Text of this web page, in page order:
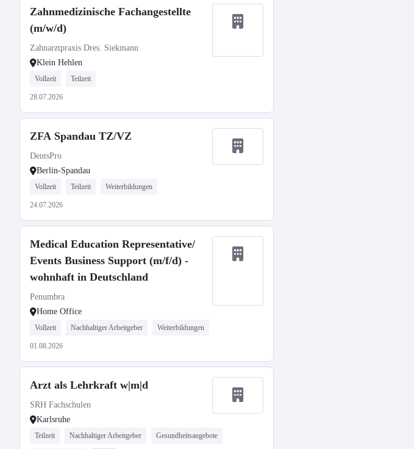
Zahnmedizinische Fachangestellte
(m/w/d)
Zahnarztpraxis Dres. Siekmann
Klein Hehlen
Vollzeit Teilzeit
28.07.2026
ZFA Spandau TZ/VZ
DentsPro
Berlin-Spandau
Vollzeit Teilzeit Weiterbildungen
24.07.2026
Medical Education Representative/
Events Business Support (m/f/d) -
wohnhaft in Deutschland
Penumbra
Home Office
Vollzeit Nachhaltiger Arbeitgeber Weiterbildungen
01.08.2026
Arzt als Lehrkraft w|m|d
SRH Fachschulen
Karlsruhe
Teilzeit Nachhaltiger Arbeitgeber Gesundheitsangebote